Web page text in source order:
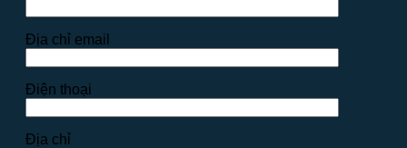
Địa chỉ email
Điện thoại
Địa chỉ